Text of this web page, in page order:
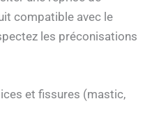
compatible avec le
les préconisations
et fissures (mastic,